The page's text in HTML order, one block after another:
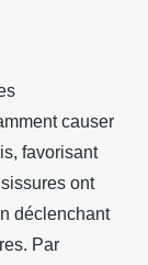
causer
favorisant
ont
déclenchant
Par